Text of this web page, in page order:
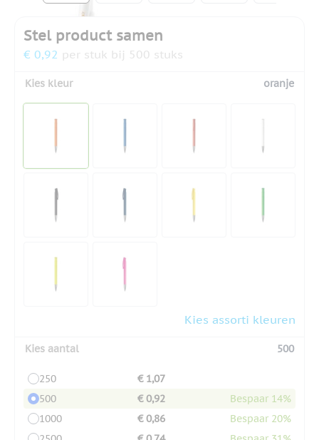
Stel product samen
€ 0,92 per stuk bij 500 stuks
Kies kleur oranje
Kies assorti kleuren
Kies aantal 500
250
€ 1,07
500
€ 0,92
Bespaar 14%
1000
€ 0,86
Bespaar 20%